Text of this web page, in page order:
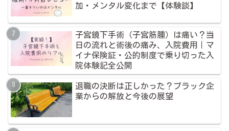
加・メンタル変化まで【体験談】
子宮鏡下手術（子宮筋腫）は痛い？当
日の流れと術後の痛み、入院費用｜マ
イナ保険証・公的制度で乗り切った入
院体験記全公開
退職の決断は正しかった？ブラック企
業からの解放と今後の展望